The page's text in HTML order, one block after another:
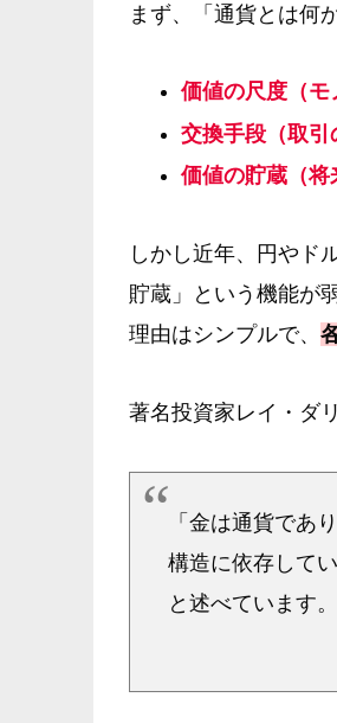
まず、「通貨とは何
価値の尺度（モ
交換手段（取引
価値の貯蔵（将
しかし近年、円やド
貯蔵」という機能が
理由はシンプルで、
著名投資家レイ・ダ
「金は通貨であ
構造に依存してい
と述べています。